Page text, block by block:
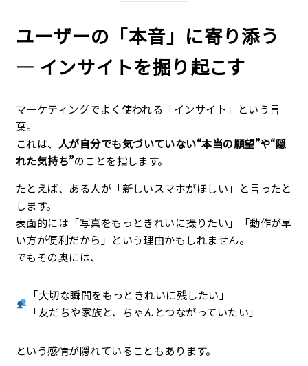
ユーザーの「本音」に寄り添う
― インサイトを掘り起こす
マーケティングでよく使われる「インサイト」という言
葉。
これは、 人が自分でも気づいていない“本当の願望”や“隠
れた気持ち”のことを指します。
たとえば、ある人が「新しいスマホがほしい」と言ったと
します。
表面的には「写真をもっときれいに撮りたい」「動作が早
い方が便利だから」という理由かもしれません。
でもその奥には、
「大切な瞬間をもっときれいに残したい」
「友だちや家族と、ちゃんとつながっていたい」
という感情が隠れていることもあります。